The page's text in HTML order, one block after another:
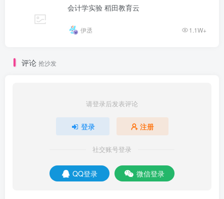
会计学实验 稻田教育云
伊丞 1.1W+
评论 抢沙发
请登录后发表评论
登录 注册
社交账号登录
QQ登录 微信登录